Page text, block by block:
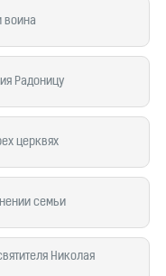
воина
Радоницу
церквях
семьи
Николая